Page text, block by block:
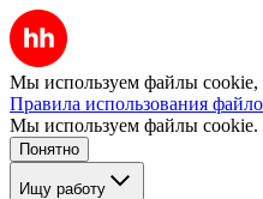
Мы используем файлы cookie,
Правила использования
Мы используем файлы cookie.
Понятно
Ищу работу